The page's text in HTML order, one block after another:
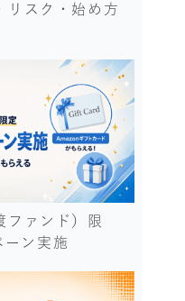
リスク・始め方
ファンド）限
ーン実施